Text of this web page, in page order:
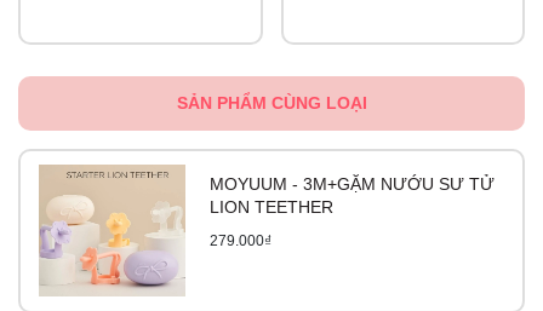
SẢN PHẨM CÙNG LOẠI
MOYUUM - 3M+GẶM NƯỚU SƯ TỬ
LION TEETHER
279.000₫